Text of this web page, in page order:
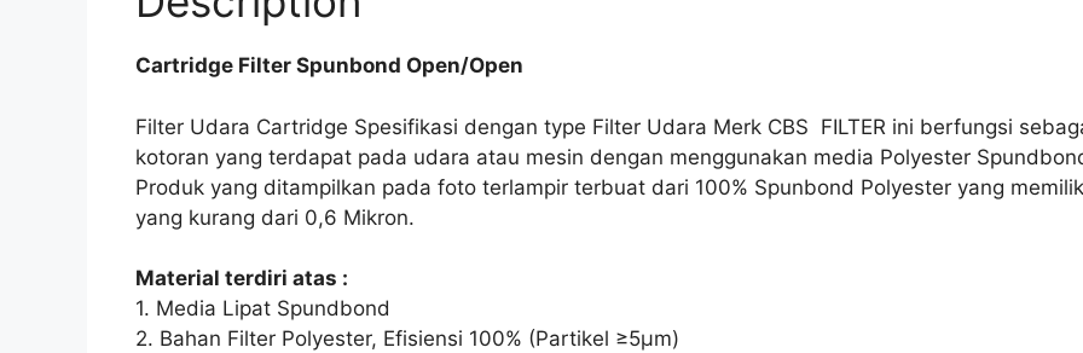
Cartridge Filter Spunbond Open/Open
Filter Udara Cartridge Spesifikasi dengan type Filter Udara Merk CBS FILTER ini berfungsi
kotoran yang terdapat pada udara atau mesin dengan menggunakan media Polyester
Produk yang ditampilkan pada foto terlampir terbuat dari 100% Spunbond Polyester yang
yang kurang dari 0,6 Mikron.
Material terdiri atas :
1. Media Lipat Spundbond
2. Bahan Filter Polyester, Efisiensi 100% (Partikel ≥5μm)